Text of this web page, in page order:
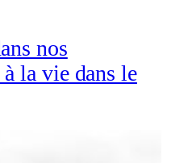
nos
la vie dans le